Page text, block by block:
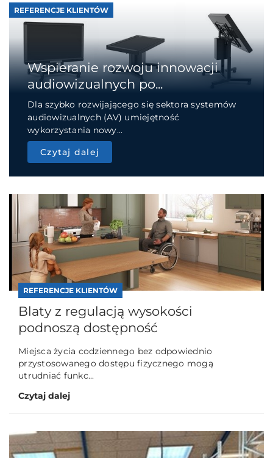
REFERENCJE KLIENTÓW
Wspieranie rozwoju innowacji
audiowizualnych po...
Dla szybko rozwijającego się sektora systemów
audiowizualnych (AV) umiejętność
wykorzystania nowy...
Czytaj dalej
REFERENCJE KLIENTÓW
Blaty z regulacją wysokości
podnoszą dostępność
Miejsca życia codziennego bez odpowiednio
przystosowanego dostępu fizycznego mogą
utrudniać funkc...
Czytaj dalej